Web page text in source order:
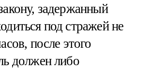
задержанный
под стражей не
после этого
должен либо